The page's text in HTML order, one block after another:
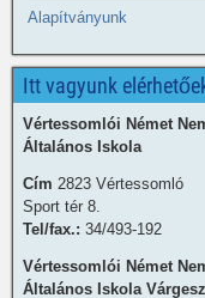
Alapítványunk
Itt vagyunk
Vértessomlói Német
Általános Iskola
Cím 2823 Vértessomló
Sport tér 8.
Tel/fax.: 34/493-192
Vértessomlói Német
Általános Iskola